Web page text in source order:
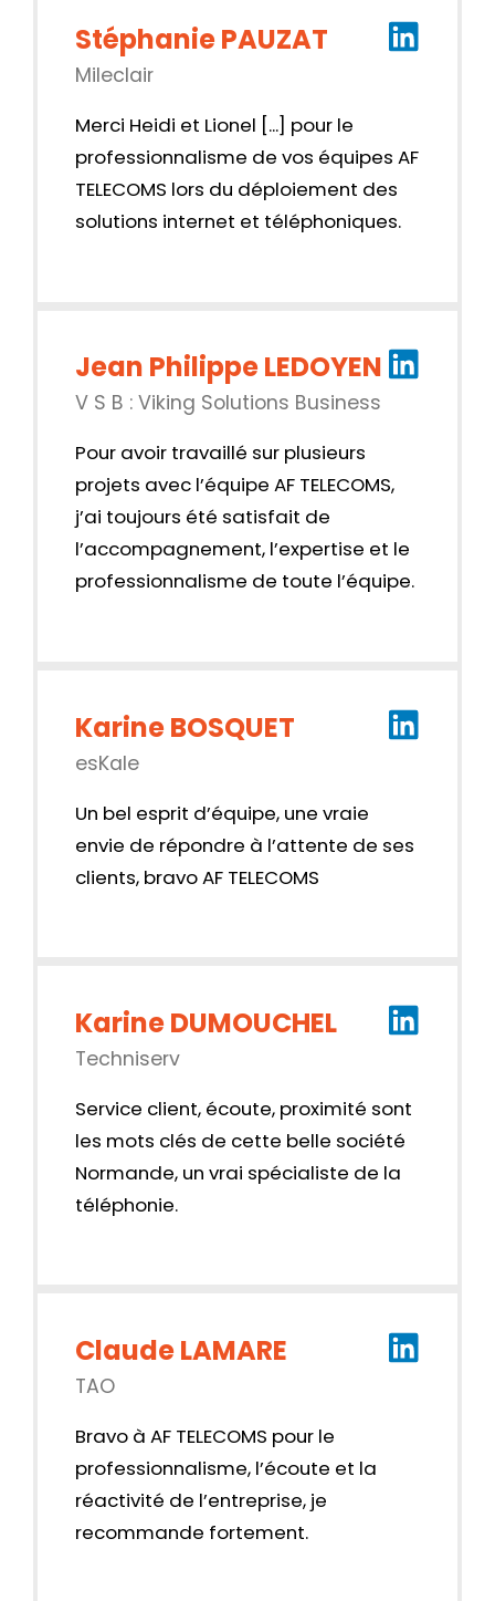
Stéphanie PAUZAT
Mileclair
Merci Heidi et Lionel [...] pour le
professionnalisme de vos équipes AF
TELECOMS lors du déploiement des
solutions internet et téléphoniques.
Jean Philippe LEDOYEN
V S B : Viking Solutions Business
Pour avoir travaillé sur plusieurs
projets avec l’équipe AF TELECOMS,
j’ai toujours été satisfait de
l’accompagnement, l’expertise et le
professionnalisme de toute l’équipe.
Karine BOSQUET
esKale
Un bel esprit d’équipe, une vraie
envie de répondre à l’attente de ses
clients, bravo AF TELECOMS
Karine DUMOUCHEL
Techniserv
Service client, écoute, proximité sont
les mots clés de cette belle société
Normande, un vrai spécialiste de la
téléphonie.
Claude LAMARE
TAO
Bravo à AF TELECOMS pour le
professionnalisme, l’écoute et la
réactivité de l’entreprise, je
recommande fortement.